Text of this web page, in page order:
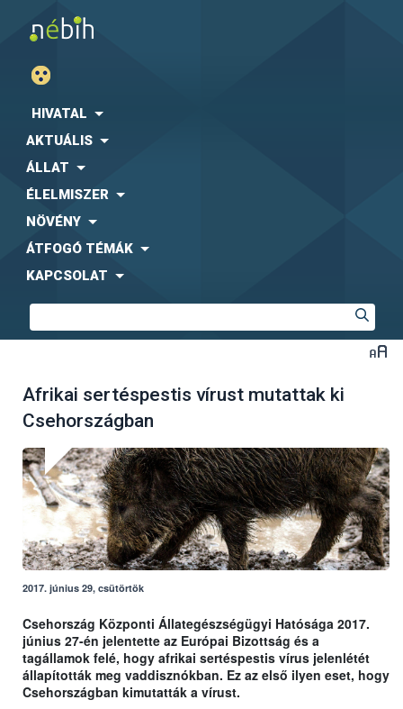
HIVATAL
AKTUÁLIS
ÁLLAT
ÉLELMISZER
NÖVÉNY
ÁTFOGÓ TÉMÁK
KAPCSOLAT
Afrikai sertéspestis vírust mutattak ki
Csehországban
2017. június 29, csütörtök
Csehország Központi Állategészségügyi Hatósága 2017.
június 27-én jelentette az Európai Bizottság és a
tagállamok felé, hogy afrikai sertéspestis vírus jelenlétét
állapították meg vaddisznókban. Ez az első ilyen eset, hogy
Csehországban kimutatták a vírust.